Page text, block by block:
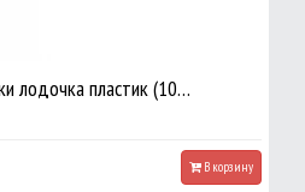
лодочка пластик (10…
В корзину